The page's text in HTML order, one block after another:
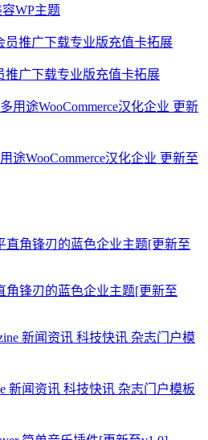
容WP主题
推广下载专业版充值卡拓展
途WooCommerce汉化企业 更新至
角锋刃的蓝色企业主题[更新至
新闻资讯 科技快讯 杂志门户模板